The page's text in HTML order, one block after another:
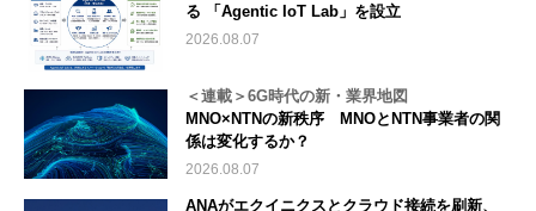
る 「Agentic IoT Lab」を設立
2026.08.07
＜連載＞6G時代の新・業界地図
MNO×NTNの新秩序 MNOとNTN事業者の関
係は変化するか？
2026.08.07
ANAがエクイニクスとクラウド接続を刷新、